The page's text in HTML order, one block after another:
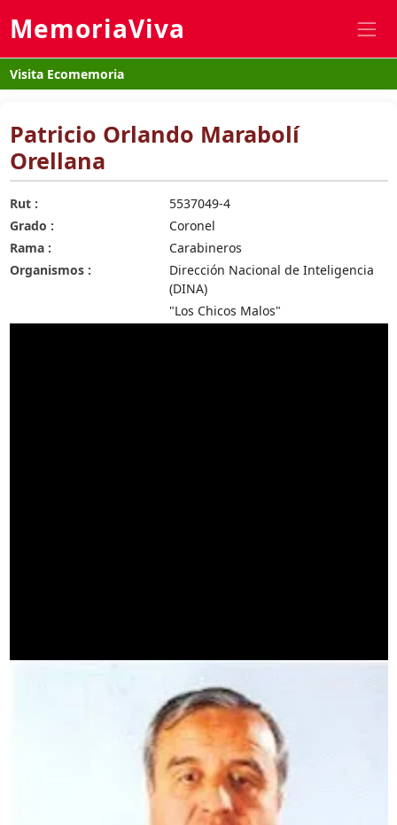
MemoriaViva
Visita Ecomemoria
Patricio Orlando Marabolí
Orellana
Rut :
5537049-4
Grado :
Coronel
Rama :
Carabineros
Organismos :
Dirección Nacional de Inteligencia
(DINA)
"Los Chicos Malos"